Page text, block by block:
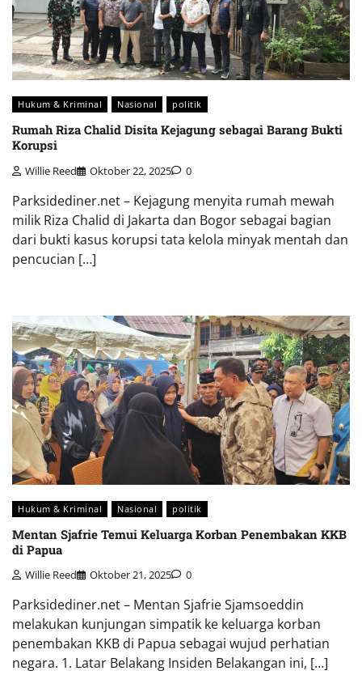
Hukum & Kriminal Nasional politik
Rumah Riza Chalid Disita Kejagung sebagai Barang Bukti
Korupsi
Willie Reed Oktober 22, 2025 0
Parksidediner.net – Kejagung menyita rumah mewah
milik Riza Chalid di Jakarta dan Bogor sebagai bagian
dari bukti kasus korupsi tata kelola minyak mentah dan
pencucian […]
Hukum & Kriminal Nasional politik
Mentan Sjafrie Temui Keluarga Korban Penembakan KKB
di Papua
Willie Reed Oktober 21, 2025 0
Parksidediner.net – Mentan Sjafrie Sjamsoeddin
melakukan kunjungan simpatik ke keluarga korban
penembakan KKB di Papua sebagai wujud perhatian
negara. 1. Latar Belakang Insiden Belakangan ini, […]